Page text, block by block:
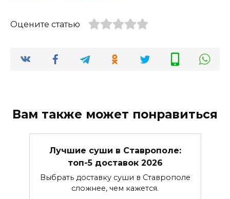
Оцените статью
Вам также может понравиться
Лучшие суши в Ставрополе:
топ-5 доставок 2026
Выбрать доставку суши в Ставрополе
сложнее, чем кажется.